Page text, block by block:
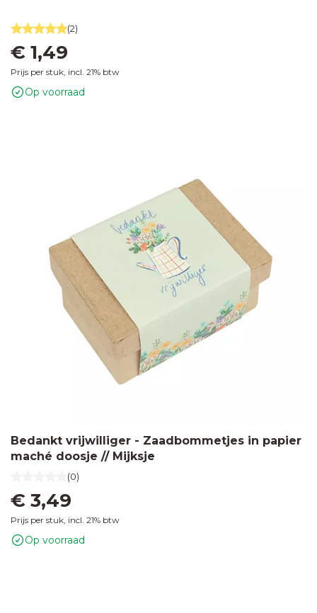
(2)
€ 1,49
Prijs per stuk, incl. 21% btw
Op voorraad
Bedankt vrijwilliger - Zaadbommetjes in papier
maché doosje // Mijksje
(0)
€ 3,49
Prijs per stuk, incl. 21% btw
Op voorraad